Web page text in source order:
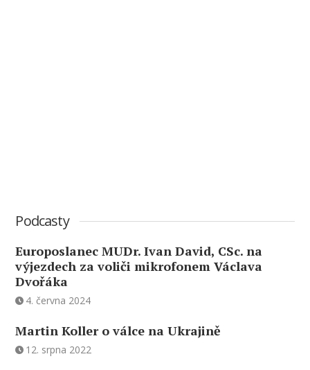
Podcasty
Europoslanec MUDr. Ivan David, CSc. na
výjezdech za voliči mikrofonem Václava
Dvořáka
4. června 2024
Martin Koller o válce na Ukrajině
12. srpna 2022